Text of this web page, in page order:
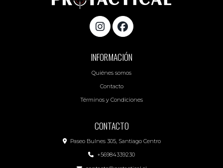
INFORMACIÓN
Quiénes somos
Contacto
Términos y Condiciones
CONTACTO
Paseo Bulnes 305, Santiago Centro
+56984339230